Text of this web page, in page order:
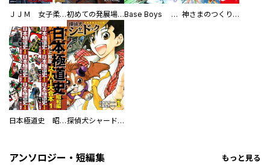
ＪＪＭ 女子柔道部物語 社会人編 初めての発展場 【白抜き修正版】 Base Boys 新装版 神さまのつくりかた。スーパー大合本
日本極道史 昭和編 スーパー大合本 探偵犬シャードック（新装版）
アンソロジー・短編集 もっと見る